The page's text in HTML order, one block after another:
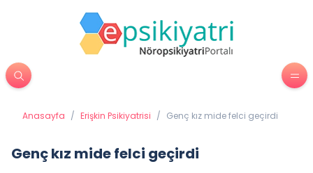
Anasayfa / Erişkin Psikiyatrisi / Genç kız mide felci geçirdi
Genç kız mide felci geçirdi